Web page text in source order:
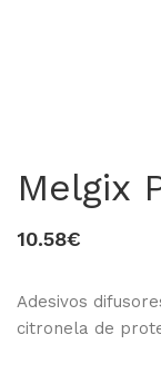
Melgix
10.58€
Adesivos
citronela de